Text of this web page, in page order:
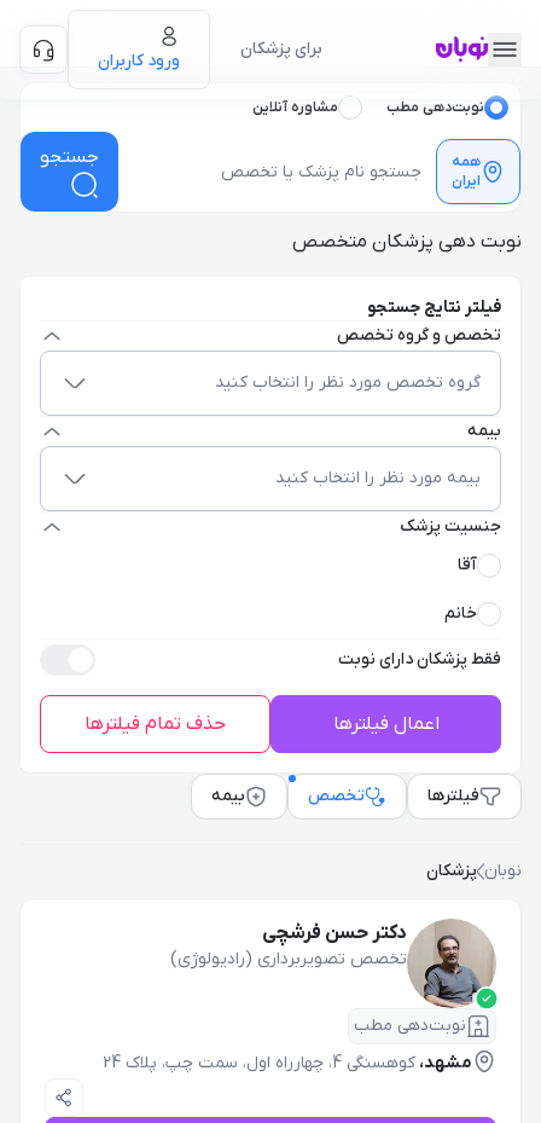
برای پزشکان
ورود کاربران
نوبت‌دهی مطب مشاوره آنلاین
همه
ایران
جستجو
نوبت دهی پزشکان متخصص
فیلتر نتایج جستجو
تخصص و گروه تخصص
گروه تخصص مورد نظر را انتخاب کنید
بیمه
بیمه مورد نظر را انتخاب کنید
جنسیت پزشک
آقا
خانم
فقط پزشکان دارای نوبت
اعمال فیلترها حذف تمام فیلترها
فیلترها تخصص بیمه
نوبان پزشکان
دکتر حسن فرشچی
تخصص تصویربرداری (رادیولوژی)
نوبت‌دهی مطب
مشهد، کوهسنگی 4، چهارراه اول، سمت چپ، پلاک 24